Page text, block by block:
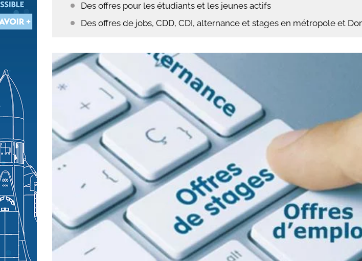
Avec nos
Des offres pour les étudiants et les jeunes actifs
Des offres de jobs, CDD, CDI, alternance et stages en métropole et